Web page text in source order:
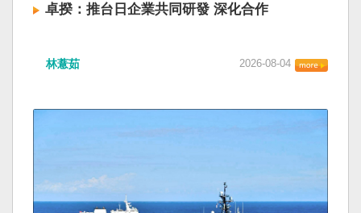
卓揆：推台日企業共同研發 深化合作
林薏茹 2026-08-04